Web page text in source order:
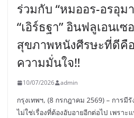
ร่วมกับ “หมออร-อรอุม
“เอิร์ธฐา” อินฟลูเอน
สุขภาพหนังศีรษะที่ดีคื
ความมั่นใจ!!
10/07/2026 admin
กรุงเทพฯ, (8 กรกฎาคม 2569) – การมี
ไม่ใช่เรื่องที่ต้องอับอายอีกต่อไป เพราะ